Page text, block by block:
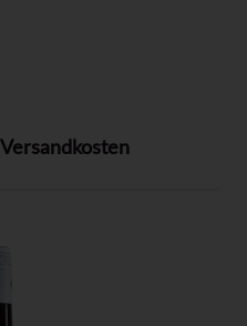
Versandkosten